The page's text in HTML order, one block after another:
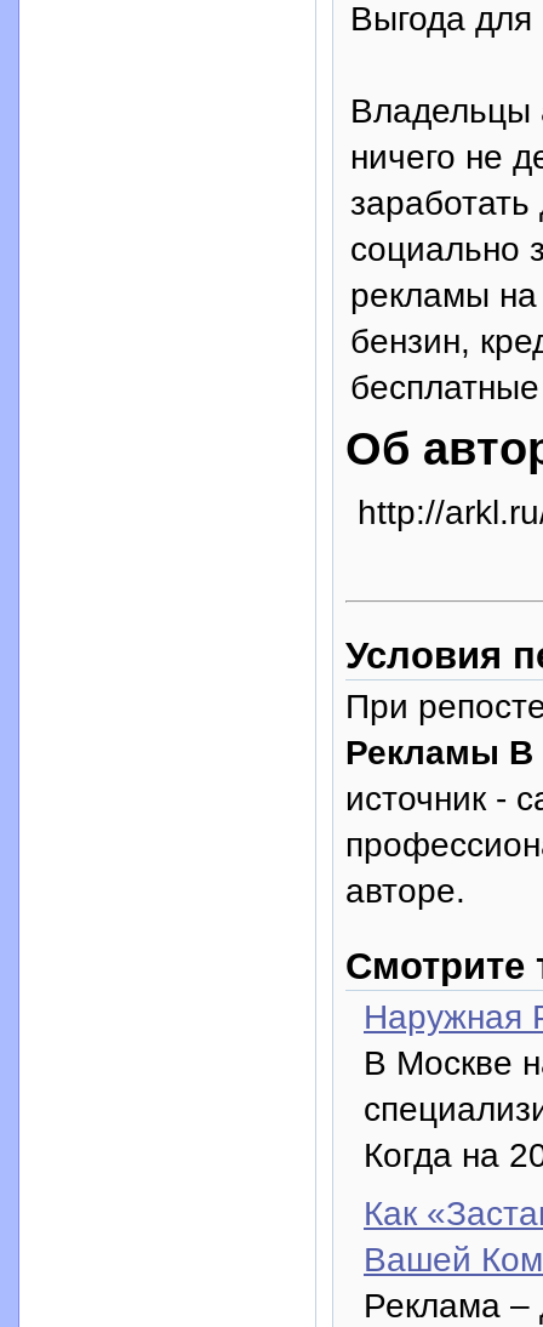
Выгода для
Владельцы
ничего не
социально
рекламы на
бензин,
Об
http://
Условия
При
Рекламы В
источник -
авторе.
Смотрите
Наружная
В Москве
Когда на
Как
Вашей
Реклама –